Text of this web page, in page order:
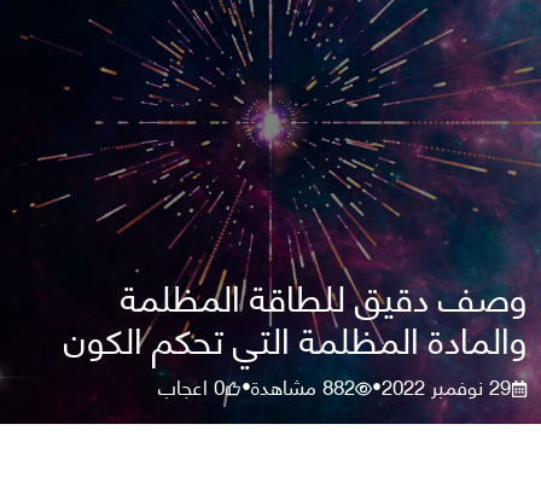
وصف دقيق للطاقة المظلمة
والمادة المظلمة التي تحكم الكون
29 نوفمبر 2022 •
882مشاهدة•
0اعجاب